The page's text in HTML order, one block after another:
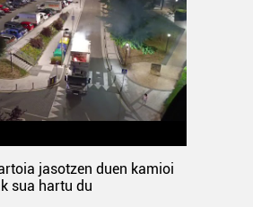
jasotzen duen kamioi
sua hartu du